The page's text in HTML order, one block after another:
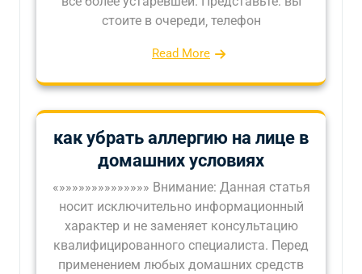
стоите в очереди‚ телефон
Read More
как убрать аллергию на лице в
домашних условиях
«»»»»»»»»»»»»»» Внимание: Данная статья
носит исключительно информационный
характер и не заменяет консультацию
квалифицированного специалиста. Перед
применением любых домашних средств